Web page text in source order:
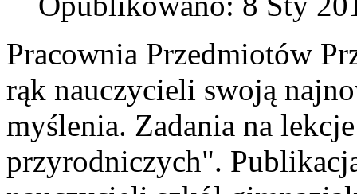
Pracownia Przedmiotów
rąk nauczycieli swoją
myślenia. Zadania na
przyrodniczych".